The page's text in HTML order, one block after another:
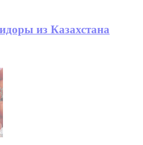
из Казахстана